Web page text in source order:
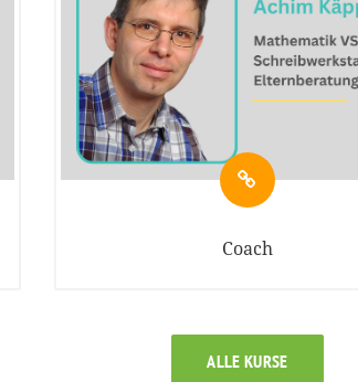
Coach
ALLE KURSE